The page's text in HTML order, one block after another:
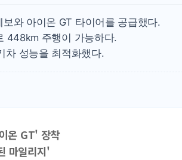
유럽증시, 美 고용 예상 밖 부진에 연
미 연준 매파 기세 꺾이나…고용 감소에
와 아이온 GT 타이어를 공급했다.
448km 주행이 가능하다.
차 성능을 최적화했다.
온 GT' 장착
마일리지'